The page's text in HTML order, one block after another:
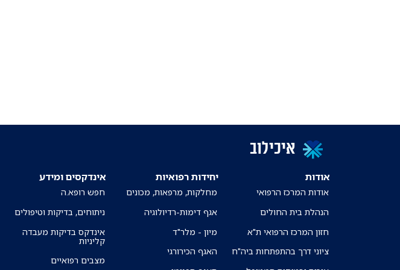
איכילוב
אודות
אודות המרכז הרפואי
הנהלת בית החולים
חזון המרכז הרפואי ת"א
ציוני דרך בהתפתחות ביה"ח
יחידות רפואיות
מחלקות, מרפאות, מכונים
אגף דימות-רדיולוגיה
מיון - מלר"ד
האגף הכירורגי
אינדקסים ומידע
חפש רופא.ה
ניתוחים, בדיקות וטיפולים
אינדקס בדיקות מעבדה
קליניות
מצבים רפואיים